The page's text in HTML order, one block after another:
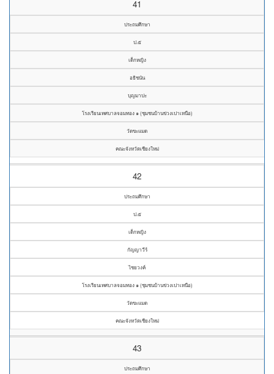
41
ประถมศึกษา
ป.๕
เด็กหญิง
อธิชนัน
บุญมาปะ
โรงเรียนเทศบาลจอมทอง ๑ (ชุมชนบ้านข่วงเปาเหนือ)
วัดขะแมด
คณะจังหวัดเชียงใหม่
42
ประถมศึกษา
ป.๕
เด็กหญิง
กัญญาวีร์
ไชยวงค์
โรงเรียนเทศบาลจอมทอง ๑ (ชุมชนบ้านข่วงเปาเหนือ)
วัดขะแมด
คณะจังหวัดเชียงใหม่
43
ประถมศึกษา